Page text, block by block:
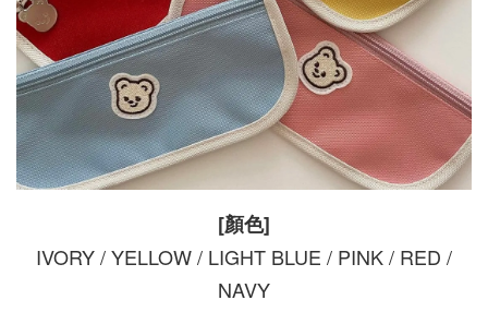
[顏色]
IVORY / YELLOW / LIGHT BLUE / PINK / RED /
NAVY